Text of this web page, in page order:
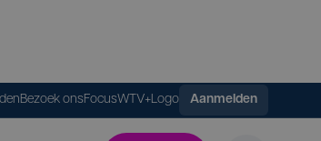
Bezoek onsFocusWTV+Logo Aanmelden